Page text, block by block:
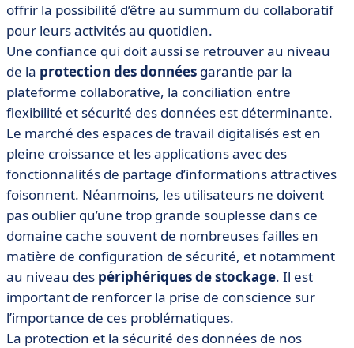
offrir la possibilité d’être au summum du collaboratif
pour leurs activités au quotidien.
Une confiance qui doit aussi se retrouver au niveau
de la protection des données garantie par la
plateforme collaborative, la conciliation entre
flexibilité et sécurité des données est déterminante.
Le marché des espaces de travail digitalisés est en
pleine croissance et les applications avec des
fonctionnalités de partage d’informations attractives
foisonnent. Néanmoins, les utilisateurs ne doivent
pas oublier qu’une trop grande souplesse dans ce
domaine cache souvent de nombreuses failles en
matière de configuration de sécurité, et notamment
au niveau des périphériques de stockage. Il est
important de renforcer la prise de conscience sur
l’importance de ces problématiques.
La protection et la sécurité des données de nos